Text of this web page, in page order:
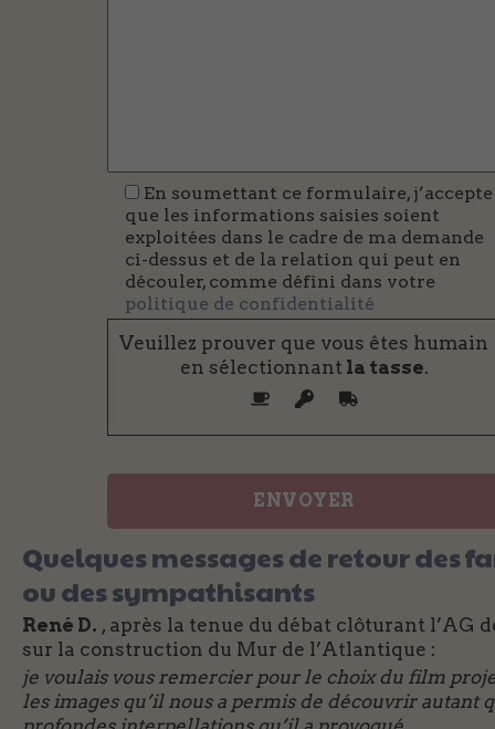
En soumettant ce formulaire, j’accepte
que les informations saisies soient
exploitées dans le cadre de ma demande
ci-dessus et de la relation qui peut en
découler, comme défini dans votre
politique de confidentialité
Veuillez prouver que vous êtes humain
en sélectionnant la tasse.
Quelques messages de retour des
ou des sympathisants
René D. , après la tenue du débat clôturant l’AG
sur la construction du Mur de l’Atlantique :
je voulais vous remercier pour le choix du film
les images qu’il nous a permis de découvrir autant